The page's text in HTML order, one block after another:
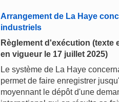
Arrangement de La Haye
industriels
Règlement d'exécution (texte
en vigueur le 17 juillet 2025)
Le système de La Haye
permet de faire enregistrer
moyennant le dépôt d'une